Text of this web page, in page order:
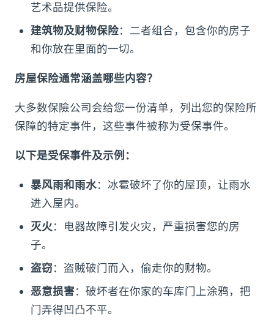
艺术品提供保险。
建筑物及财物保险：二者组合，包含你的房子
和你放在里面的一切。
房屋保险通常涵盖哪些内容？
大多数保險公司会给您一份清单，列出您的保险所
保障的特定事件，这些事件被称为受保事件。
以下是受保事件及示例：
暴风雨和雨水：冰雹破坏了你的屋顶，让雨水
进入屋内。
灭火：电器故障引发火灾，严重损害您的房
子。
盗窃：盗贼破门而入，偷走你的财物。
恶意损害：破坏者在你家的车库门上涂鸦，把
门弄得凹凸不平。